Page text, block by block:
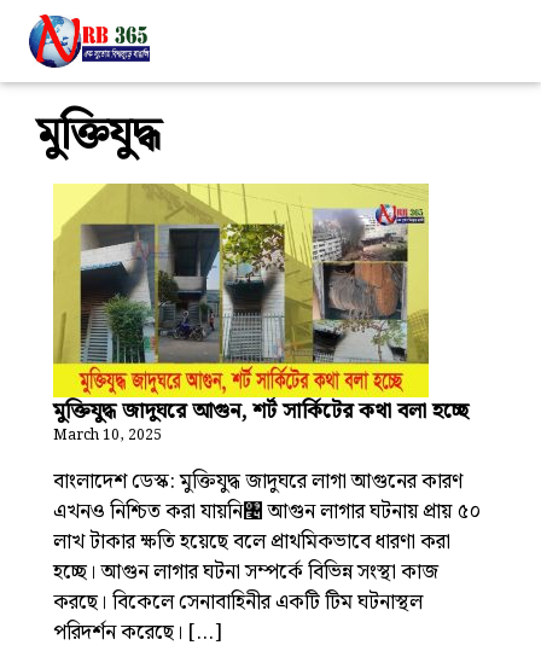
মুক্তিযুদ্ধ
মুক্তিযুদ্ধ জাদুঘরে আগুন, শর্ট সার্কিটের কথা বলা হচ্ছে
March 10, 2025
বাংলাদেশ ডেস্ক: মুক্তিযুদ্ধ জাদুঘরে লাগা আগুনের কারণ
এখনও নিশ্চিত করা যায়নি৤ আগুন লাগার ঘটনায় প্রায় ৫০
লাখ টাকার ক্ষতি হয়েছে বলে প্রাথমিকভাবে ধারণা করা
হচ্ছে। আগুন লাগার ঘটনা সম্পর্কে বিভিন্ন সংস্থা কাজ
করছে। বিকেলে সেনাবাহিনীর একটি টিম ঘটনাস্থল
পরিদর্শন করেছে। […]